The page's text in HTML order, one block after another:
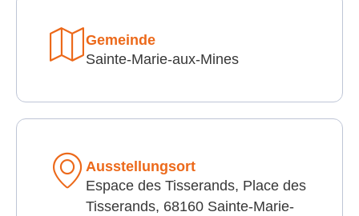
Gemeinde
Sainte-Marie-aux-Mines
Ausstellungsort
Espace des Tisserands, Place des
Tisserands, 68160 Sainte-Marie-